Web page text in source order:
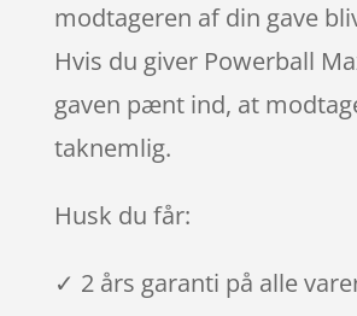
modtageren af din gave
Hvis du giver Powerball
gaven pænt ind, at
taknemlig.
Husk du får:
✓ 2 års garanti på alle